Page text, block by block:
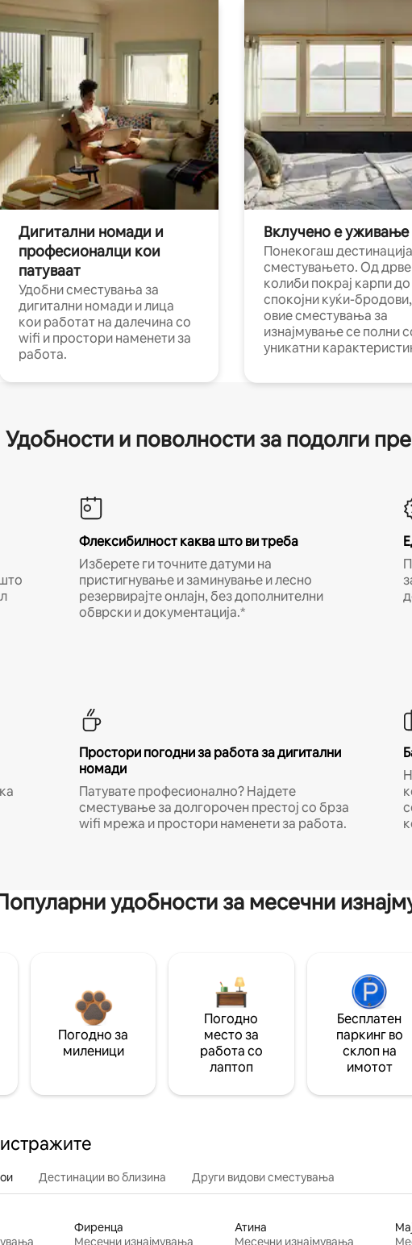
Дигитални номади и
професионалци кои
патуваат
Удобни сместувања за
дигитални номади и лица
кои работат на далечина со
wifi и простори наменети за
работа.
Вклучено е уживање
Понекогаш
сместувањето. Од
колиби покрај карпи до
спокојни куќи-бродови,
овие сместувања за
изнајмување се полни
уникатни
Удобности и поволности за подолги
Флексибилност каква што ви треба
Изберете ги точните датуми на
пристигнување и заминување и лесно
резервирајте онлајн, без дополнителни
обврски и документација.*
Простори погодни за работа за дигитални
номади
Патувате професионално? Најдете
сместување за долгорочен престој со брза
wifi мрежа и простори наменети за работа.
удобности за месечни
Погодно за
миленици
Погодно
место за
работа со
лаптоп
Бесплатен
паркинг во
склоп на
имотот
Дестинации во близина Други видови сместувања
Фиренца
Месечни изнајмувања
Атина
Месечни изнајмувања